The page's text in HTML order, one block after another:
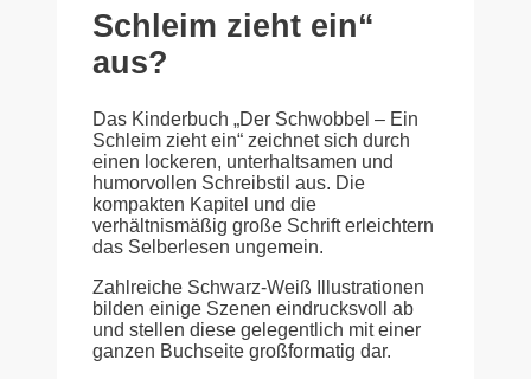
Schleim zieht ein“
aus?
Das Kinderbuch „Der Schwobbel – Ein
Schleim zieht ein“ zeichnet sich durch
einen lockeren, unterhaltsamen und
humorvollen Schreibstil aus. Die
kompakten Kapitel und die
verhältnismäßig große Schrift erleichtern
das Selberlesen ungemein.
Zahlreiche Schwarz-Weiß Illustrationen
bilden einige Szenen eindrucksvoll ab
und stellen diese gelegentlich mit einer
ganzen Buchseite großformatig dar.